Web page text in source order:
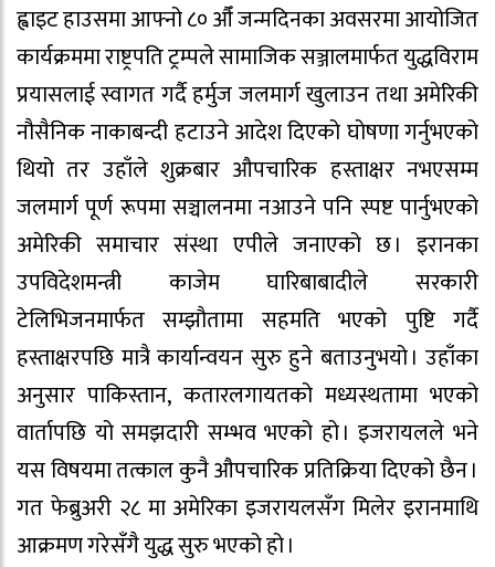
ह्वाइट हाउसमा आफ्नो ८० औँ जन्मदिनका अवसरमा आयोजित
कार्यक्रममा राष्ट्रपति ट्रम्पले सामाजिक सञ्जालमार्फत युद्धविराम
प्रयासलाई स्वागत गर्दै हर्मुज जलमार्ग खुलाउन तथा अमेरिकी
नौसैनिक नाकाबन्दी हटाउने आदेश दिएको घोषणा गर्नुभएको
थियो तर उहाँले शुक्रबार औपचारिक हस्ताक्षर नभएसम्म
जलमार्ग पूर्ण रूपमा सञ्चालनमा नआउने पनि स्पष्ट पार्नुभएको
अमेरिकी समाचार संस्था एपीले जनाएको छ । इरानका
उपविदेशमन्त्री काजेम घारिबाबादीले सरकारी
टेलिभिजनमार्फत सम्झौतामा सहमति भएको पुष्टि गर्दै
हस्ताक्षरपछि मात्रै कार्यान्वयन सुरु हुने बताउनुभयो । उहाँका
अनुसार पाकिस्तान, कतारलगायतको मध्यस्थतामा भएको
वार्तापछि यो समझदारी सम्भव भएको हो । इजरायलले भने
यस विषयमा तत्काल कुनै औपचारिक प्रतिक्रिया दिएको छैन ।
गत फेब्रुअरी २८ मा अमेरिका इजरायलसँग मिलेर इरानमाथि
आक्रमण गरेसँगै युद्ध सुरु भएको हो ।